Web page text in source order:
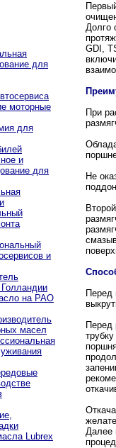
Долго
GDI,
При
Не
Перед
Перед
Далее